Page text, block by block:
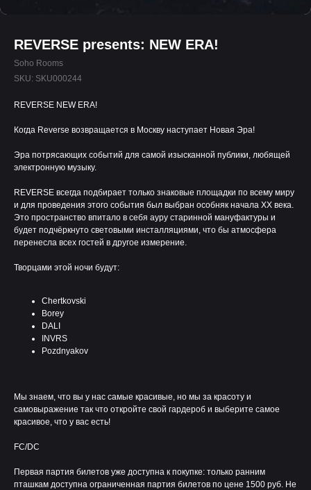
REVERSE presents: NEW ERA!
Soho Rooms
SKU: SKU000244
REVERSE NEW ERA!
Когда Reverse возвращается в Москву наступает Новая Эра!
Эра потрясающих событий для самой изысканной публики, любящей
электронную музыку.
REVERSE всегда подбирает только знаковые площадки по всему миру
и для проведения этого события был выбран особняк начала XX века.
Это пространство впитало в себя ауру старинной мануфактуры и
будет подчёркнуто световыми инсталляциями, что бы атмосфера
перенесла всех гостей в другое измерение.
Творцами этой ночи будут:
Chertkovski
Borey
DALI
INVRS
Pozdnyakov
Мы знаем, что вы у нас самые красивые, но мы за красоту и
самовыражение так что откройте свой гардероб и выберите самое
красивое, что у вас есть!
FC/DC
Первая партия билетов уже доступна к покупке: только ранним
пташкам доступна ограниченная партия билетов по цене 1500 руб. Не